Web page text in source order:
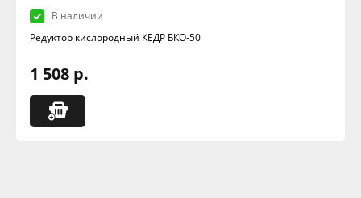
В наличии
Редуктор кислородный КЕДР БКО-50
1 508 р.